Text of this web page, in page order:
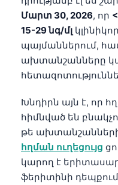
Մարտ 30, 2026, որ
15-29 նգ/մլ
պայմաններում,
ախտանշանները
Խնդիրն այն է, որ
հիմնված են
թե
հղման ուղեցույց
կարող է
ֆերիտինի